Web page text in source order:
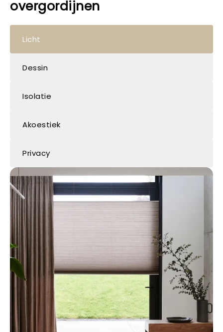
overgordijnen
Licht
Dessin
Isolatie
Akoestiek
Privacy